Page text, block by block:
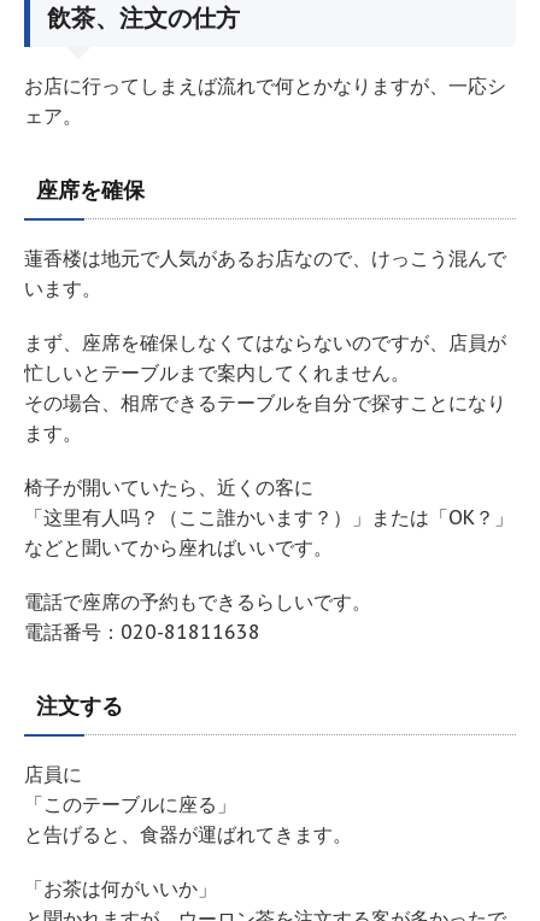
飲茶、注文の仕方
お店に行ってしまえば流れで何とかなりますが、一応シ
ェア。
座席を確保
蓮香楼は地元で人気があるお店なので、けっこう混んで
います。
まず、座席を確保しなくてはならないのですが、店員が
忙しいとテーブルまで案内してくれません。
その場合、相席できるテーブルを自分で探すことになり
ます。
椅子が開いていたら、近くの客に
「这里有人吗？（ここ誰かいます？）」または「OK？」
などと聞いてから座ればいいです。
電話で座席の予約もできるらしいです。
電話番号：020-81811638
注文する
店員に
「このテーブルに座る」
と告げると、食器が運ばれてきます。
「お茶は何がいいか」